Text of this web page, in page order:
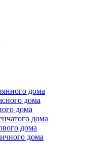
дома
дома
дома
дома
дома
дома